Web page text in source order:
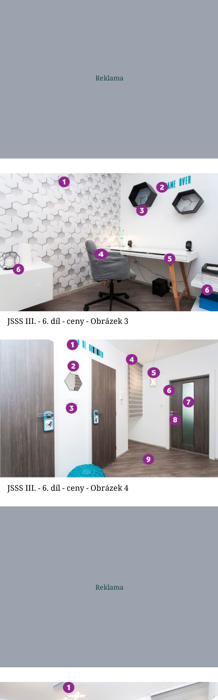
JSSS III. - 6. díl - ceny - Obrázek 3
JSSS III. - 6. díl - ceny - Obrázek 4